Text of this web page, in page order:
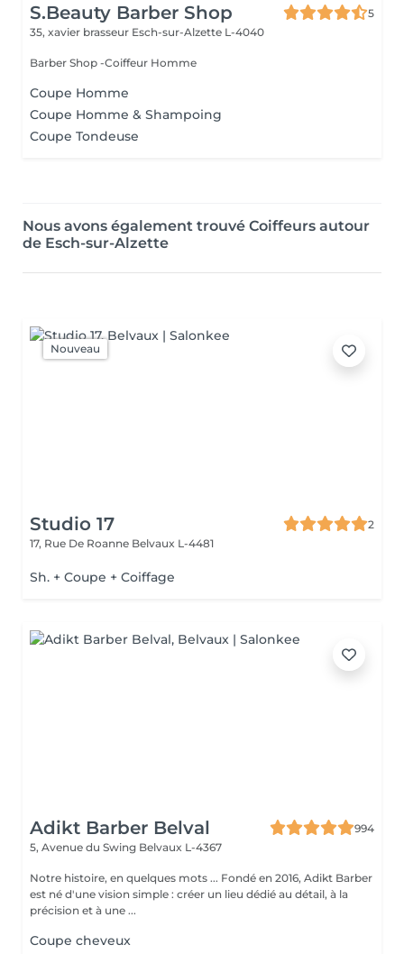
S.Beauty Barber Shop
5
35, xavier brasseur Esch-sur-Alzette L-4040
Barber Shop -Coiffeur Homme
Coupe Homme
Coupe Homme & Shampoing
Coupe Tondeuse
Nous avons également trouvé Coiffeurs autour
de Esch-sur-Alzette
Nouveau
Studio 17
2
17, Rue De Roanne Belvaux L-4481
Sh. + Coupe + Coiffage
Adikt Barber Belval
994
5, Avenue du Swing Belvaux L-4367
Notre histoire, en quelques mots ... Fondé en 2016, Adikt Barber
est né d'une vision simple : créer un lieu dédié au détail, à la
précision et à une ...
Coupe cheveux